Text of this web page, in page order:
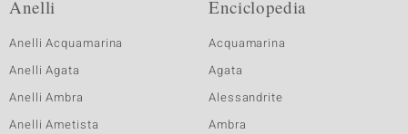
Anelli
Anelli Acquamarina
Anelli Agata
Anelli Ambra
Anelli Ametista
Enciclopedia
Acquamarina
Agata
Alessandrite
Ambra